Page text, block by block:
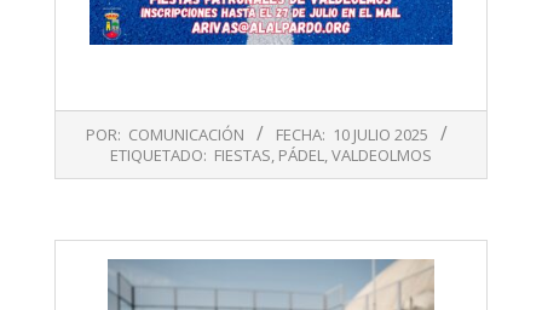
10
POR: COMUNICACIÓN FECHA: 10 JULIO 2025
ETIQUETADO: FIESTAS, PÁDEL,VALDEOLMOS